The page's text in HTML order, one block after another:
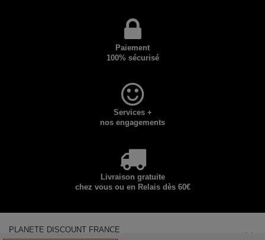
Paiement
100% sécurisé
Services +
nos engagements
Livraison gratuite
chez vous ou en Relais dès 60€
PLANETE DISCOUNT FRANCE